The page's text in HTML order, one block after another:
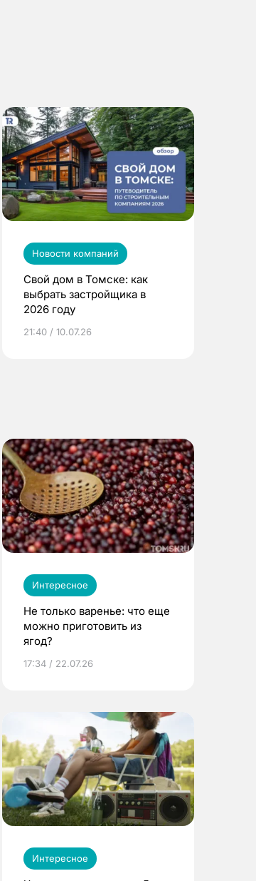
Новости компаний
Свой дом в Томске: как
выбрать застройщика в
2026 году
21:40 / 10.07.26
Интересное
Не только варенье: что еще
можно приготовить из
ягод?
17:34 / 22.07.26
Интересное